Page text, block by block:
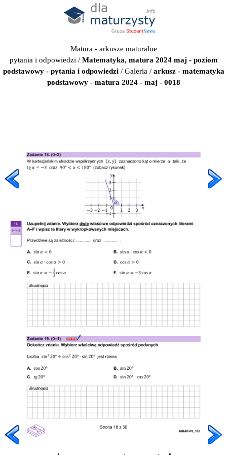
Matura - arkusze maturalne
pytania i odpowiedzi / Matematyka, matura 2024 maj - poziom
podstawowy - pytania i odpowiedzi/ Galeria / arkusz - matematyka
podstawowy - matura 2024 - maj - 0018